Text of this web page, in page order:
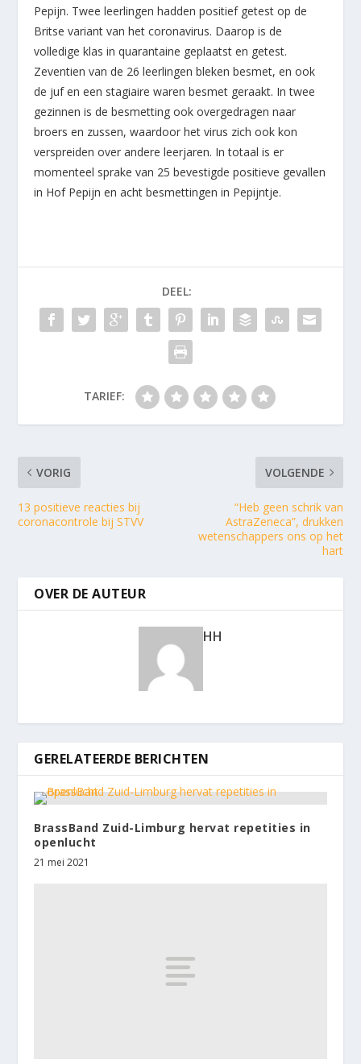
Pepijn. Twee leerlingen hadden positief getest op de
Britse variant van het coronavirus. Daarop is de
volledige klas in quarantaine geplaatst en getest.
Zeventien van de 26 leerlingen bleken besmet, en ook
de juf en een stagiaire waren besmet geraakt. In twee
gezinnen is de besmetting ook overgedragen naar
broers en zussen, waardoor het virus zich ook kon
verspreiden over andere leerjaren. In totaal is er
momenteel sprake van 25 bevestigde positieve gevallen
in Hof Pepijn en acht besmettingen in Pepijntje.
DEEL:
TARIEF:
VORIG
13 positieve reacties bij
coronacontrole bij STVV
VOLGENDE
“Heb geen schrik van
AstraZeneca”, drukken
wetenschappers ons op het
hart
OVER DE AUTEUR
HH
GERELATEERDE BERICHTEN
BrassBand Zuid-Limburg hervat repetities in
openlucht
21 mei 2021